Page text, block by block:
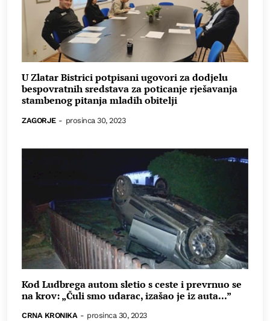
U Zlatar Bistrici potpisani ugovori za dodjelu
bespovratnih sredstava za poticanje rješavanja
stambenog pitanja mladih obitelji
ZAGORJE - prosinca 30, 2023
Kod Ludbrega autom sletio s ceste i prevrnuo se
na krov: „Čuli smo udarac, izašao je iz auta...”
CRNA KRONIKA - prosinca 30, 2023